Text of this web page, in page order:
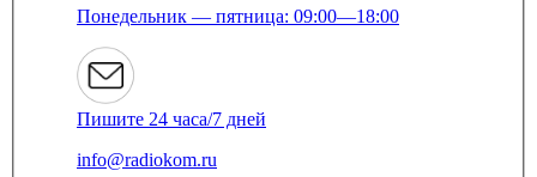
Понедельник — пятница: 09:00—18:00
Пишите 24 часа/7 дней
info@radiokom.ru